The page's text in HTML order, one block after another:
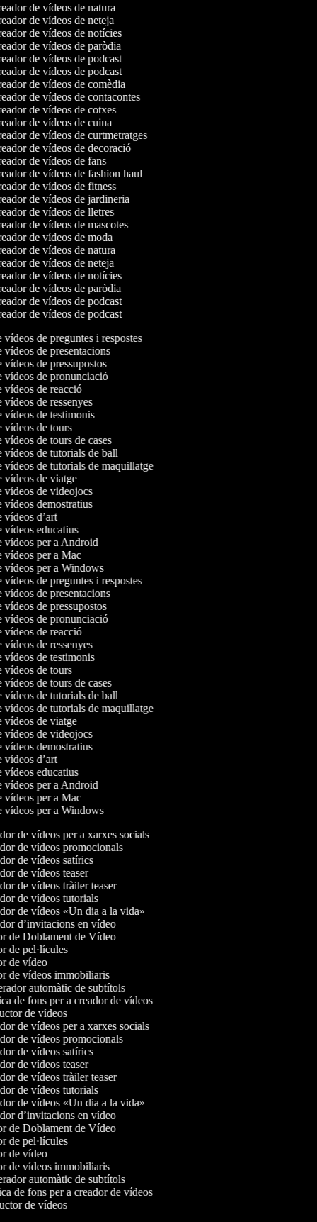
de vídeos de natura
de vídeos de neteja
de vídeos de notícies
de vídeos de paròdia
de vídeos de podcast
de vídeos de podcast
de vídeos de comèdia
de vídeos de contacontes
de vídeos de cotxes
de vídeos de cuina
de vídeos de curtmetratges
de vídeos de decoració
de vídeos de fans
de vídeos de fashion haul
de vídeos de fitness
de vídeos de jardineria
de vídeos de lletres
de vídeos de mascotes
de vídeos de moda
de vídeos de natura
de vídeos de neteja
de vídeos de notícies
de vídeos de paròdia
de vídeos de podcast
de vídeos de podcast
vídeos de preguntes i respostes
vídeos de presentacions
vídeos de pressupostos
vídeos de pronunciació
vídeos de reacció
vídeos de ressenyes
vídeos de testimonis
vídeos de tours
vídeos de tours de cases
vídeos de tutorials de ball
vídeos de tutorials de maquillatge
vídeos de viatge
vídeos de videojocs
vídeos demostratius
vídeos d’art
vídeos educatius
vídeos per a Android
vídeos per a Mac
vídeos per a Windows
vídeos de preguntes i respostes
vídeos de presentacions
vídeos de pressupostos
vídeos de pronunciació
vídeos de reacció
vídeos de ressenyes
vídeos de testimonis
vídeos de tours
vídeos de tours de cases
vídeos de tutorials de ball
vídeos de tutorials de maquillatge
vídeos de viatge
vídeos de videojocs
vídeos demostratius
vídeos d’art
vídeos educatius
vídeos per a Android
vídeos per a Mac
vídeos per a Windows
de vídeos per a xarxes socials
de vídeos promocionals
de vídeos satírics
de vídeos teaser
de vídeos tràiler teaser
de vídeos tutorials
de vídeos «Un dia a la vida»
d’invitacions en vídeo
de Doblament de Vídeo
de pel·lícules
de vídeo
de vídeos immobiliaris
automàtic de subtítols
de fons per a creador de vídeos
de vídeos
de vídeos per a xarxes socials
de vídeos promocionals
de vídeos satírics
de vídeos teaser
de vídeos tràiler teaser
de vídeos tutorials
de vídeos «Un dia a la vida»
d’invitacions en vídeo
de Doblament de Vídeo
de pel·lícules
de vídeo
de vídeos immobiliaris
automàtic de subtítols
de fons per a creador de vídeos
de vídeos